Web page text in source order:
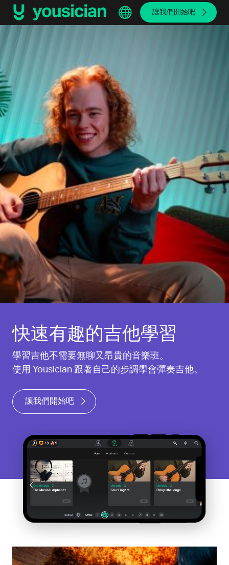
讓我們開始吧
快速有趣的吉他學習
學習吉他不需要無聊又昂貴的音樂班。
使用 Yousician 跟著自己的步調學會彈奏吉他。
讓我們開始吧